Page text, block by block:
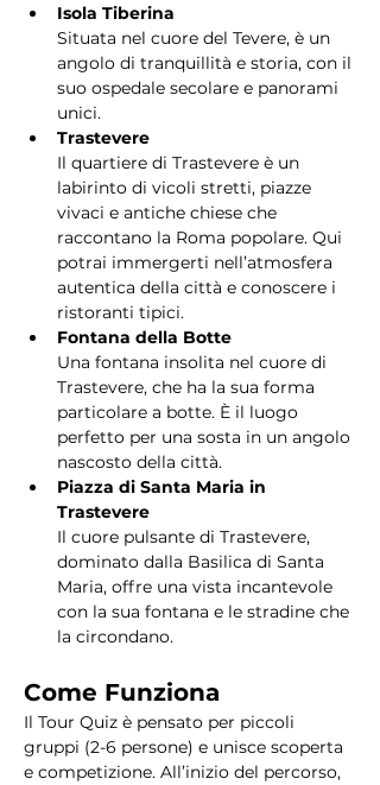
Isola Tiberina
Situata nel cuore del Tevere, è un
angolo di tranquillità e storia, con il
suo ospedale secolare e panorami
unici.
Trastevere
Il quartiere di Trastevere è un
labirinto di vicoli stretti, piazze
vivaci e antiche chiese che
raccontano la Roma popolare. Qui
potrai immergerti nell’atmosfera
autentica della città e conoscere i
ristoranti tipici.
Fontana della Botte
Una fontana insolita nel cuore di
Trastevere, che ha la sua forma
particolare a botte. È il luogo
perfetto per una sosta in un angolo
nascosto della città.
Piazza di Santa Maria in
Trastevere
Il cuore pulsante di Trastevere,
dominato dalla Basilica di Santa
Maria, offre una vista incantevole
con la sua fontana e le stradine che
la circondano.
Come Funziona
Il Tour Quiz è pensato per piccoli
gruppi (2-6 persone) e unisce scoperta
e competizione. All’inizio del percorso,